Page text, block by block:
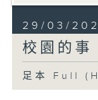
29/03/
校園的事
足本 Full